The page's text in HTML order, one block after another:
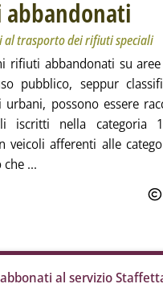
al trasporto dei rifiuti speciali
rifiuti abbandonati su
pubblico, seppur
urbani, possono essere
iscritti nella categoria
veicoli afferenti alle
...
al servizio